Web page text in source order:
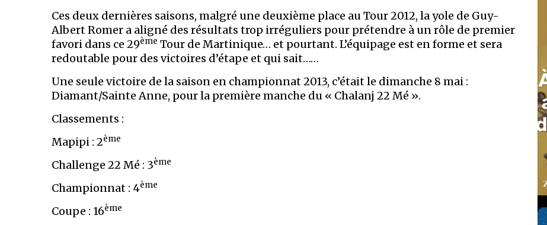
Ces deux dernières saisons, malgré une deuxième place au Tour 2012, la yole de Guy-
Albert Romer a aligné des résultats trop irréguliers pour prétendre à un rôle de premier
favori dans ce 29ème Tour de Martinique… et pourtant. L’équipage est en forme et sera
redoutable pour des victoires d’étape et qui sait……
Une seule victoire de la saison en championnat 2013, c’était le dimanche 8 mai :
Diamant/Sainte Anne, pour la première manche du « Chalanj 22 Mé ».
Classements :
Mapipi : 2ème
Challenge 22 Mé : 3ème
Championnat : 4ème
Coupe : 16ème